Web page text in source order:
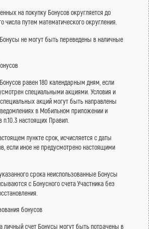
на покупку Бонусов округляется до
числа путем математического округления.
не могут быть переведены в наличные
равен 180 календарным дням, если
специальными акциями. Условия и
акций могут быть направлены
в Мобильном приложении и
настоящих Правил.
пункте срок, исчисляется с даты
если иное не предусмотрено настоящими
срока неиспользованные Бонусы
с Бонусного счета Участника без
бонусов
личный счет Бонусы могут быть потрачены в